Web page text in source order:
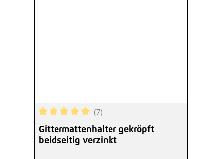
Durchschnittliche Bewertung von 5 von 5
(7)
Gittermattenhalter gekröpft
beidseitig verzinkt